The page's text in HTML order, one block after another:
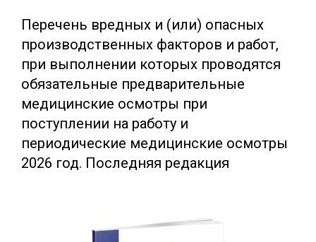
Перечень вредных и (или) опасных
производственных факторов и работ,
при выполнении которых проводятся
обязательные предварительные
медицинские осмотры при
поступлении на работу и
периодические медицинские осмотры
2026 год. Последняя редакция